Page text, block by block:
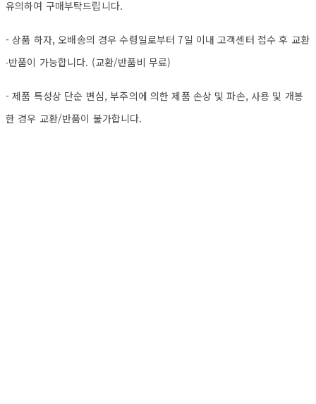
유의하여 구매부탁드립니다.
- 상품 하자, 오배송의 경우 수령일로부터 7일 이내 고객센터 접수 후 교환
∙반품이 가능합니다. (교환/반품비 무료)
- 제품 특성상 단순 변심, 부주의에 의한 제품 손상 및 파손, 사용 및 개봉
한 경우 교환/반품이 불가합니다.